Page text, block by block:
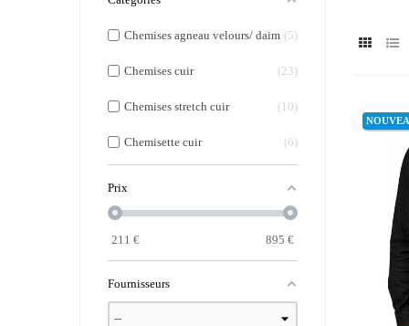
Chemises agneau velours/ daim 5
Chemises cuir 23
Chemises stretch cuir 10
Chemisette cuir 6
Prix
211 € 895 €
Fournisseurs